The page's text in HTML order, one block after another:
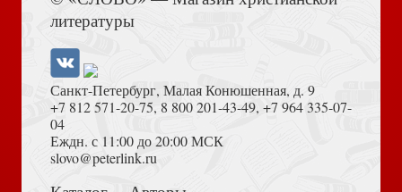
Прямой разговор с подростком
Толкование на Апокалипсис (Тихоний Африканский)
литературы
Санкт-Петербург, Малая Конюшенная, д. 9
+7 812 571-20-75, 8 800 201-43-49, +7 964 335-07-
04
Еждн. с 11:00 до 20:00 МСК
slovo@peterlink.ru